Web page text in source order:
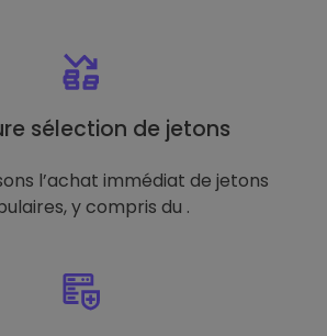
sélection de jetons
l’achat immédiat de jetons
y compris du .